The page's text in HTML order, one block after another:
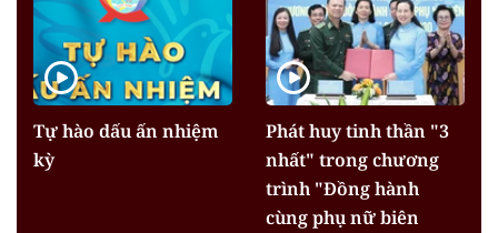
Tự hào dấu ấn nhiệm
kỳ
Phát huy tinh thần "3
nhất" trong chương
trình "Đồng hành
cùng phụ nữ biên